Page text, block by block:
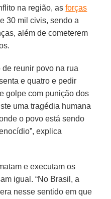
na região, asforças
30 mil civis, sendo a
além de cometerem
de reunir povo na rua
e quatro e pedir
golpe com punição dos
uma tragédia humana
o povo está sendo
explica
e executam os
igual. “No Brasil, a
nesse sentido em que